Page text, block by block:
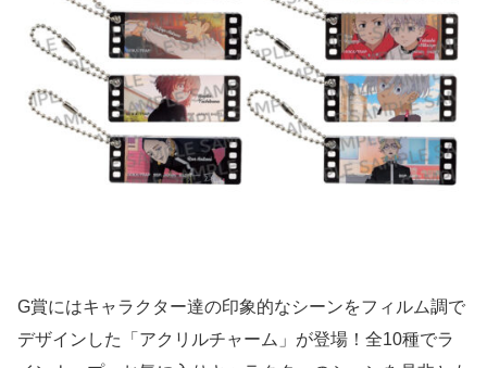
G賞にはキャラクター達の印象的なシーンをフィルム調で
デザインした「アクリルチャーム」が登場！全10種でラ